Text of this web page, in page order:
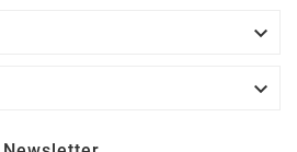

